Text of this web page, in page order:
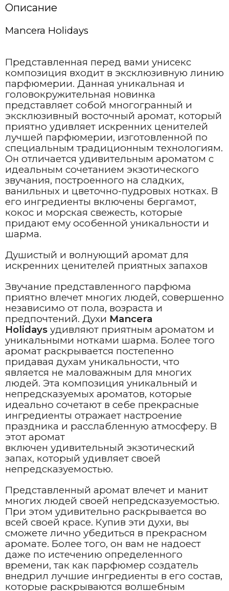
Описание
Mancera Holidays
Представленная перед вами унисекс
композиция входит в эксклюзивную линию
парфюмерии. Данная уникальная и
головокружительная новинка
представляет собой многогранный и
эксклюзивный восточный аромат, который
приятно удивляет искренних ценителей
лучшей парфюмерии, изготовленной по
специальным традиционным технологиям.
Он отличается удивительным ароматом с
идеальным сочетанием экзотического
звучания, построенного на сладких,
ванильных и цветочно-пудровых нотках. В
его ингредиенты включены бергамот,
кокос и морская свежесть, которые
придают ему особенной уникальности и
шарма.
Душистый и волнующий аромат для
искренних ценителей приятных запахов
Звучание представленного парфюма
приятно влечет многих людей, совершенно
независимо от пола, возраста и
предпочтений. Духи Mancera
Holidays удивляют приятным ароматом и
уникальными нотками шарма. Более того
аромат раскрывается постепенно
придавая духам уникальности, что
является не маловажным для многих
людей. Эта композиция уникальный и
непредсказуемых ароматов, которые
идеально сочетают в себе прекрасные
ингредиенты отражает настроение
праздника и расслабленную атмосферу. В
этот аромат
включен удивительный экзотический
запах, который удивляет своей
непредсказуемостью.
Представленный аромат влечет и манит
многих людей своей непредсказуемостью.
При этом удивительно раскрывается во
всей своей красе. Купив эти духи, вы
сможете лично убедиться в прекрасном
аромате. Более того, он вам не надоест
даже по истечению определенного
времени, так как парфюмер создатель
внедрил лучшие ингредиенты в его состав,
которые раскрываются волшебным